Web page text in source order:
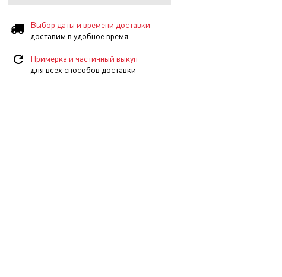
Выбор даты и времени доставки
доставим в удобное время
Примерка и частичный выкуп
для всех способов доставки